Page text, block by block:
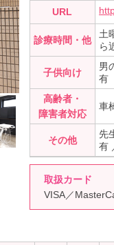
URL
診療時間・他
土
ら
子供向け
男
有
高齢者・
障害者対応
車
その他
先
有
取扱カード
VISA／